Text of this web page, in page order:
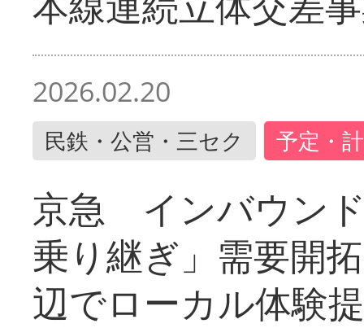
2026.02.20
民鉄・公営・三セク 予定・
京急 インバウン
乗り継ぎ」需要開
辺でローカル体験